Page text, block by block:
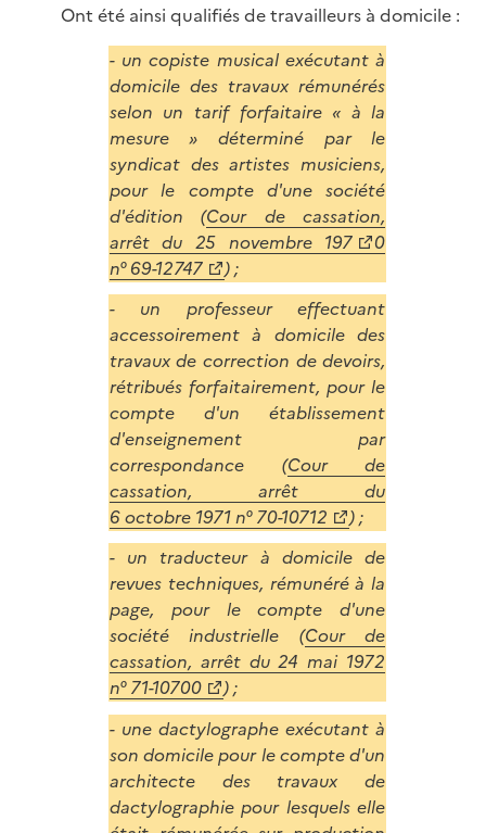
Ont été ainsi qualifiés de travailleurs à domicile :
- un copiste musical exécutant à
domicile des travaux rémunérés
selon un tarif forfaitaire « à la
mesure » déterminé par le
syndicat des artistes musiciens,
pour le compte d'une société
d'édition (Cour de cassation,
arrêt du 25 novembre 197
0
n° 69-12747
) ;
- un professeur effectuant
accessoirement à domicile des
travaux de correction de devoirs,
rétribués forfaitairement, pour le
compte d'un établissement
d'enseignement par
correspondance (Cour de
cassation, arrêt du
6 octobre 1971 n° 70-10712
) ;
- un traducteur à domicile de
revues techniques, rémunéré à la
page, pour le compte d'une
société industrielle (Cour de
cassation, arrêt du 24 mai 1972
n° 71-10700
) ;
- une dactylographe exécutant à
son domicile pour le compte d'un
architecte des travaux de
dactylographie pour lesquels elle